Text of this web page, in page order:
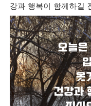
강과 행복이 함께하길